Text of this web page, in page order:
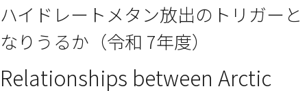
ドウで開きます）
ンドウで開きます）
ウインドウで開きます）
ハイドレートメタン放出のトリガーと
なりうるか（令和 7年度）
Relationships between Arctic